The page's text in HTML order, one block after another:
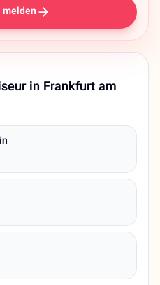
in Frankfurt am